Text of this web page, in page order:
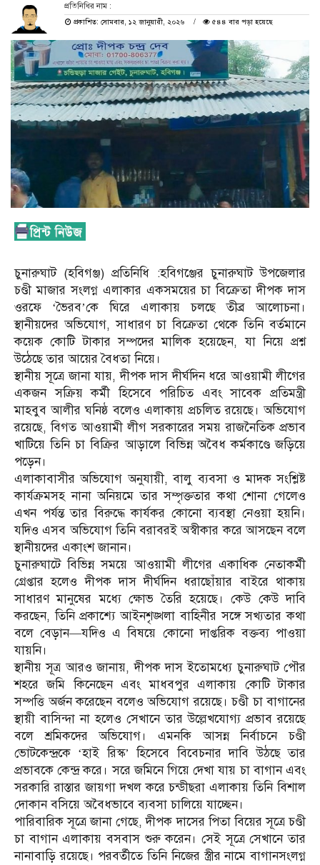
প্রতিনিধির নাম :
প্রকাশিত: সোমবার, ১২ জানুয়ারী, ২০২৬
৫৪৪ বার পড়া হয়েছে
চুনারুঘাট (হবিগঞ্জ) প্রতিনিধি :হবিগঞ্জের চুনারুঘাট উপজেলার
চণ্ডী মাজার সংলগ্ন এলাকার একসময়ের চা বিক্রেতা দীপক দাস
ওরফে ‘ভৈরব’কে ঘিরে এলাকায় চলছে তীব্র আলোচনা।
স্থানীয়দের অভিযোগ, সাধারণ চা বিক্রেতা থেকে তিনি বর্তমানে
কয়েক কোটি টাকার সম্পদের মালিক হয়েছেন, যা নিয়ে প্রশ্ন
উঠেছে তার আয়ের বৈধতা নিয়ে।
স্থানীয় সূত্রে জানা যায়, দীপক দাস দীর্ঘদিন ধরে আওয়ামী লীগের
একজন সক্রিয় কর্মী হিসেবে পরিচিত এবং সাবেক প্রতিমন্ত্রী
মাহবুব আলীর ঘনিষ্ঠ বলেও এলাকায় প্রচলিত রয়েছে। অভিযোগ
রয়েছে, বিগত আওয়ামী লীগ সরকারের সময় রাজনৈতিক প্রভাব
খাটিয়ে তিনি চা বিক্রির আড়ালে বিভিন্ন অবৈধ কর্মকাণ্ডে জড়িয়ে
পড়েন।
এলাকাবাসীর অভিযোগ অনুযায়ী, বালু ব্যবসা ও মাদক সংশ্লিষ্ট
কার্যক্রমসহ নানা অনিয়মে তার সম্পৃক্ততার কথা শোনা গেলেও
এখন পর্যন্ত তার বিরুদ্ধে কার্যকর কোনো ব্যবস্থা নেওয়া হয়নি।
যদিও এসব অভিযোগ তিনি বরাবরই অস্বীকার করে আসছেন বলে
স্থানীয়দের একাংশ জানান।
চুনারুঘাটে বিভিন্ন সময়ে আওয়ামী লীগের একাধিক নেতাকর্মী
গ্রেপ্তার হলেও দীপক দাস দীর্ঘদিন ধরাছোঁয়ার বাইরে থাকায়
সাধারণ মানুষের মধ্যে ক্ষোভ তৈরি হয়েছে। কেউ কেউ দাবি
করছেন, তিনি প্রকাশ্যে আইনশৃঙ্খলা বাহিনীর সঙ্গে সখ্যতার কথা
বলে বেড়ান—যদিও এ বিষয়ে কোনো দাপ্তরিক বক্তব্য পাওয়া
যায়নি।
স্থানীয় সূত্র আরও জানায়, দীপক দাস ইতোমধ্যে চুনারুঘাট পৌর
শহরে জমি কিনেছেন এবং মাধবপুর এলাকায় কোটি টাকার
সম্পত্তি অর্জন করেছেন বলেও অভিযোগ রয়েছে। চণ্ডী চা বাগানের
স্থায়ী বাসিন্দা না হলেও সেখানে তার উল্লেখযোগ্য প্রভাব রয়েছে
বলে শ্রমিকদের অভিযোগ। এমনকি আসন্ন নির্বাচনে চণ্ডী
ভোটকেন্দ্রকে ‘হাই রিস্ক’ হিসেবে বিবেচনার দাবি উঠছে তার
প্রভাবকে কেন্দ্র করে। সরে জমিনে গিয়ে দেখা যায় চা বাগান এবং
সরকারি রাস্তার জায়গা দখল করে চন্ডীছরা এলাকায় তিনি বিশাল
দোকান বসিয়ে অবৈধভাবে ব্যবসা চালিয়ে যাচ্ছেন।
পারিবারিক সূত্রে জানা গেছে, দীপক দাসের পিতা বিয়ের সূত্রে চণ্ডী
চা বাগান এলাকায় বসবাস শুরু করেন। সেই সূত্রে সেখানে তার
নানাবাড়ি রয়েছে। পরবর্তীতে তিনি নিজের স্ত্রীর নামে বাগানসংলগ্ন